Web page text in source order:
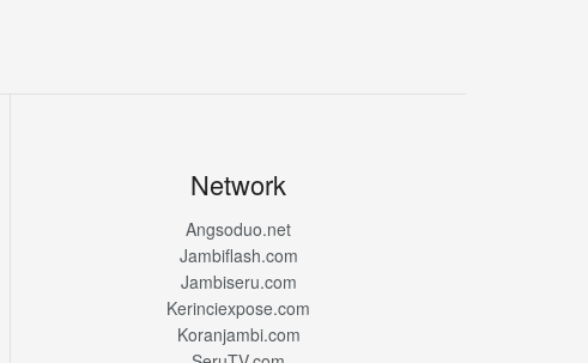
Network
Angsoduo.net
Jambiflash.com
Jambiseru.com
Kerinciexpose.com
Koranjambi.com